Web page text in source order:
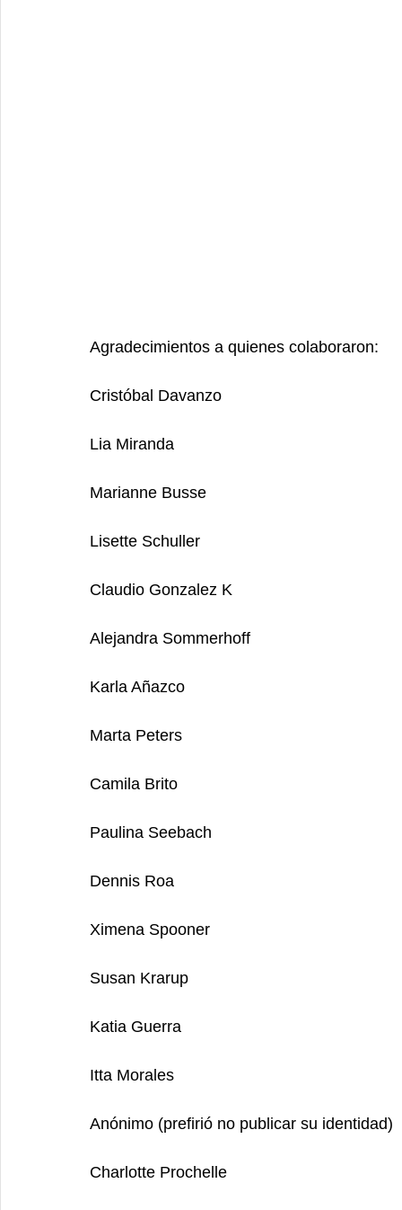
Agradecimientos a quienes colaboraron:
Cristóbal Davanzo
Lia Miranda
Marianne Busse
Lisette Schuller
Claudio Gonzalez K
Alejandra Sommerhoff
Karla Añazco
Marta Peters
Camila Brito
Paulina Seebach
Dennis Roa
Ximena Spooner
Susan Krarup
Katia Guerra
Itta Morales
Anónimo (prefirió no publicar su identidad)
Charlotte Prochelle